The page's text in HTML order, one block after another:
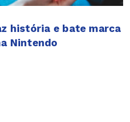
história e bate marca
Nintendo